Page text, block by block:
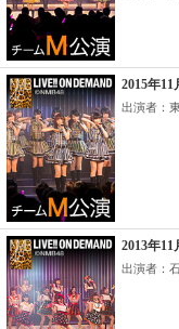
2015年
出演者：
2013年
出演者：